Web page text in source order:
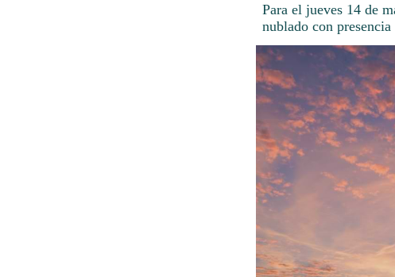
Para el jueves 14 de
nublado con presencia